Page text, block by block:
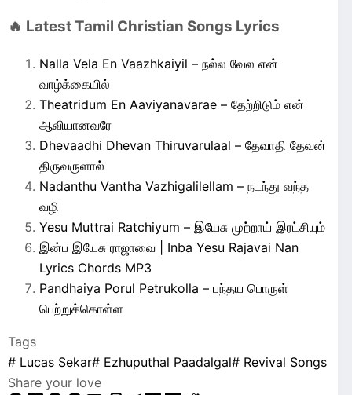
🔥 Latest Tamil Christian Songs Lyrics
Nalla Vela En Vaazhkaiyil – நல்ல வேல என்
வாழ்க்கையில்
Theatridum En Aaviyanavarae – தேற்றிடும் என்
ஆவியானவரே
Dhevaadhi Dhevan Thiruvarulaal – தேவாதி தேவன்
திருவருளால்
Nadanthu Vantha Vazhigalilellam – நடந்து வந்த
வழி
Yesu Muttrai Ratchiyum – இயேசு முற்றாய் இரட்சியும்
இன்ப இயேசு ராஜாவை | Inba Yesu Rajavai Nan
Lyrics Chords MP3
Pandhaiya Porul Petrukolla – பந்தய பொருள்
பெற்றுக்கொள்ள
Tags
# Lucas Sekar# Ezhuputhal Paadalgal# Revival Songs
Share your love